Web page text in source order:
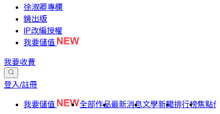
徐淑卿專欄
鏡出版
IP改編授權
我要儲值
我要收費
登入/註冊
我要儲值 全部作品最新消息文學新聞排行榜焦點